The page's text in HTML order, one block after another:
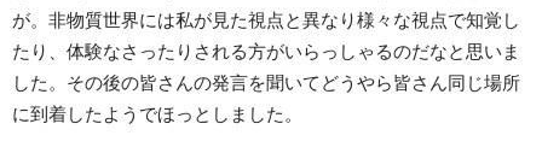
が。非物質世界には私が見た視点と異なり様々な視点で知覚し
たり、体験なさったりされる方がいらっしゃるのだなと思いま
した。その後の皆さんの発言を聞いてどうやら皆さん同じ場所
に到着したようでほっとしました。